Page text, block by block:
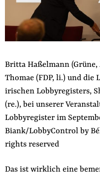
Kontakt
Impressum
Suche
auf
der
Website
FacebookMastodon
Britta Haßelmann
Thomae (FDP, li.) und die
irischen Lobbyregisters,
(re.), bei unserer
Lobbyregister im
Biank/LobbyControlby
rights reserved
Das ist wirklich eine